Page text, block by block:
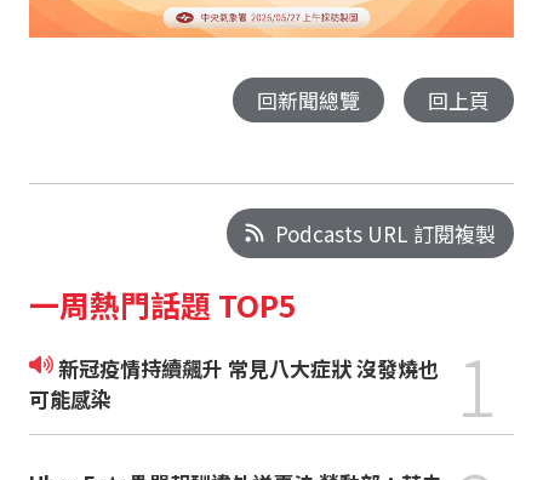
回新聞總覽 回上頁
Podcasts URL 訂閱複製
一周熱門話題 TOP5
新冠疫情持續飆升 常見八大症狀 沒發燒也
可能感染
1